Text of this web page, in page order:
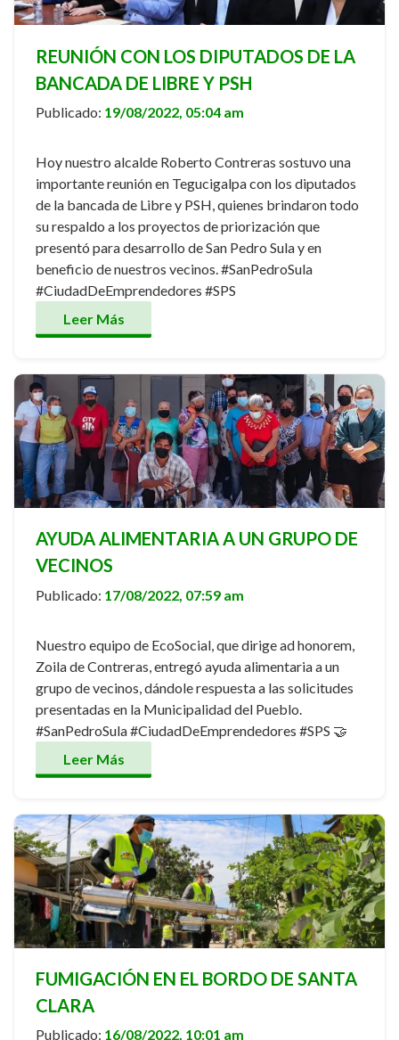
REUNIÓN CON LOS DIPUTADOS DE LA
BANCADA DE LIBRE Y PSH
Publicado: 19/08/2022, 05:04 am
Hoy nuestro alcalde Roberto Contreras sostuvo una
importante reunión en Tegucigalpa con los diputados
de la bancada de Libre y PSH, quienes brindaron todo
su respaldo a los proyectos de priorización que
presentó para desarrollo de San Pedro Sula y en
beneficio de nuestros vecinos. #SanPedroSula
#CiudadDeEmprendedores #SPS
Leer Más
AYUDA ALIMENTARIA A UN GRUPO DE
VECINOS
Publicado: 17/08/2022, 07:59 am
Nuestro equipo de EcoSocial, que dirige ad honorem,
Zoila de Contreras, entregó ayuda alimentaria a un
grupo de vecinos, dándole respuesta a las solicitudes
presentadas en la Municipalidad del Pueblo.
#SanPedroSula #CiudadDeEmprendedores #SPS 🤝
Leer Más
FUMIGACIÓN EN EL BORDO DE SANTA
CLARA
Publicado: 16/08/2022, 10:01 am